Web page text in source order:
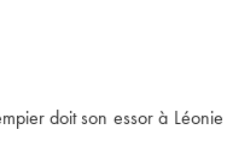
doit son essor à Léonie